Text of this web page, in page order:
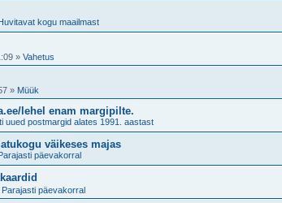
kogu maailmast
» Vahetus
» Müük
lehel enam margipilte.
uued postmargid alates 1991. aastast
väikeses majas
päevakorral
Parajasti päevakorral